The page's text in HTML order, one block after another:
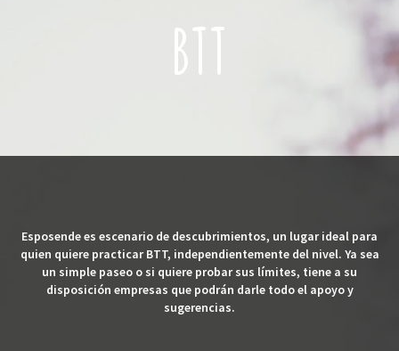
BTT
Esposende es escenario de descubrimientos, un lugar ideal para
quien quiere practicar BTT, independientemente del nivel. Ya sea
un simple paseo o si quiere probar sus límites, tiene a su
disposición empresas que podrán darle todo el apoyo y
sugerencias.